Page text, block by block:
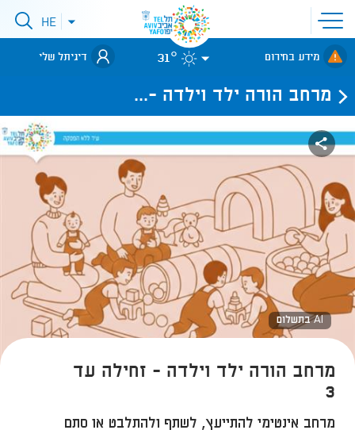
פתיחת
תפריט
אתר
לאתר עיריית
תל-אביב
פתיחתHE
מידע בחירום 31° דיגיתל שלי
מרחב הורה ילד וילדה -...
AI בתשלום
מרחב הורה ילד וילדה - זחילה עד
3
מרחב אינטימי להתייעץ, לשתף ולהתלבט או סתם